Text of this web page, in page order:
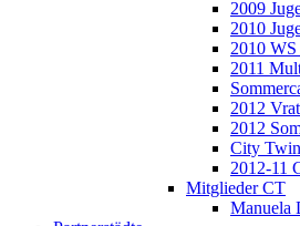
2009
2010
2010
2011
2012
2012
City
2012-11
Mitglieder CT
Manuela